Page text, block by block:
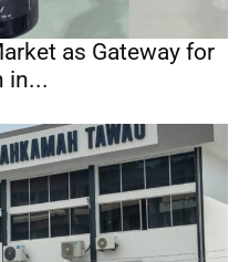
as Gateway for
in...